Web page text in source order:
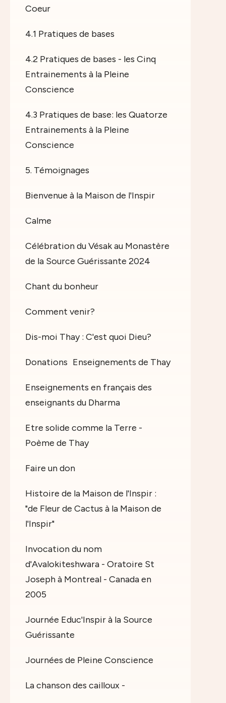
Coeur
4.1 Pratiques de bases
4.2 Pratiques de bases - les Cinq
Entrainements à la Pleine
Conscience
4.3 Pratiques de base: les Quatorze
Entrainements à la Pleine
Conscience
5. Témoignages
Bienvenue à la Maison de l'Inspir
Calme
Célébration du Vésak au Monastère
de la Source Guérissante 2024
Chant du bonheur
Comment venir?
Dis-moi Thay : C'est quoi Dieu?
Donations Enseignements de Thay
Enseignements en français des
enseignants du Dharma
Etre solide comme la Terre -
Poème de Thay
Faire un don
Histoire de la Maison de l'Inspir :
"de Fleur de Cactus à la Maison de
l'Inspir"
Invocation du nom
d'Avalokiteshwara - Oratoire St
Joseph à Montreal - Canada en
2005
Journée Educ'Inspir à la Source
Guérissante
Journées de Pleine Conscience
La chanson des cailloux -